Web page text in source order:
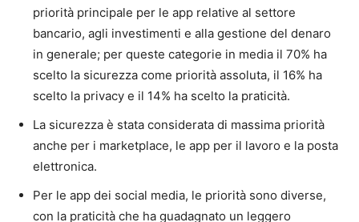
priorità principale per le app relative al settore
bancario, agli investimenti e alla gestione del denaro
in generale; per queste categorie in media il 70% ha
scelto la sicurezza come priorità assoluta, il 16% ha
scelto la privacy e il 14% ha scelto la praticità.
La sicurezza è stata considerata di massima priorità
anche per i marketplace, le app per il lavoro e la posta
elettronica.
Per le app dei social media, le priorità sono diverse,
con la praticità che ha guadagnato un leggero